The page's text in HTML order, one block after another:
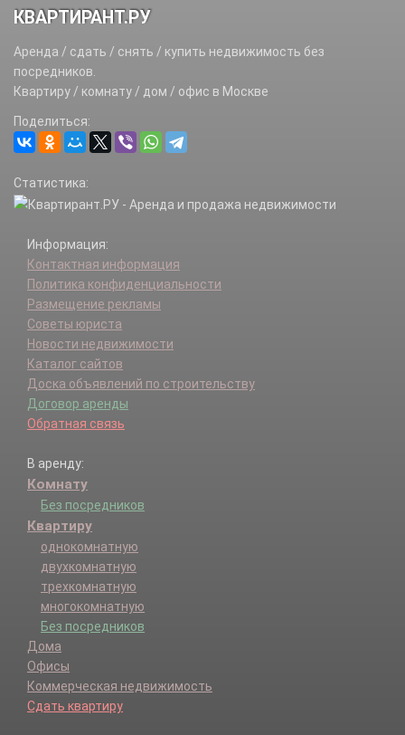
КВАРТИРАНТ.РУ
Аренда / сдать / снять / купить недвижимость без
посредников.
Квартиру / комнату / дом / офис в Москве
Поделиться:
Статистика:
Информация:
Контактная информация
Политика конфиденциальности
Размещение рекламы
Советы юриста
Новости недвижимости
Каталог сайтов
Доска объявлений по строительству
Договор аренды
Обратная связь
В аренду:
Комнату
Без посредников
Квартиру
однокомнатную
двухкомнатную
трехкомнатную
многокомнатную
Без посредников
Дома
Офисы
Коммерческая недвижимость
Сдать квартиру